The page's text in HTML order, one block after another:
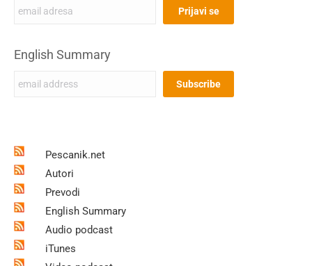
English Summary
Pescanik.net
Autori
Prevodi
English Summary
Audio podcast
iTunes